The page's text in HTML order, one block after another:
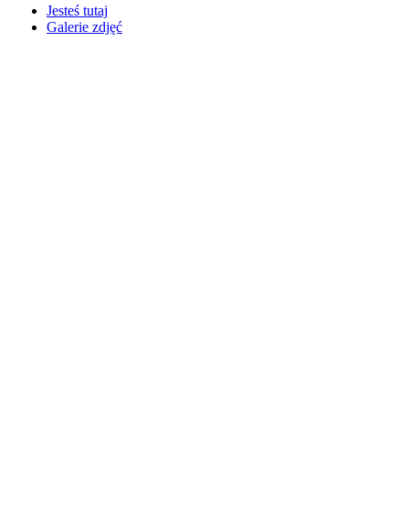
Jesteś tutaj
Galerie zdjęć